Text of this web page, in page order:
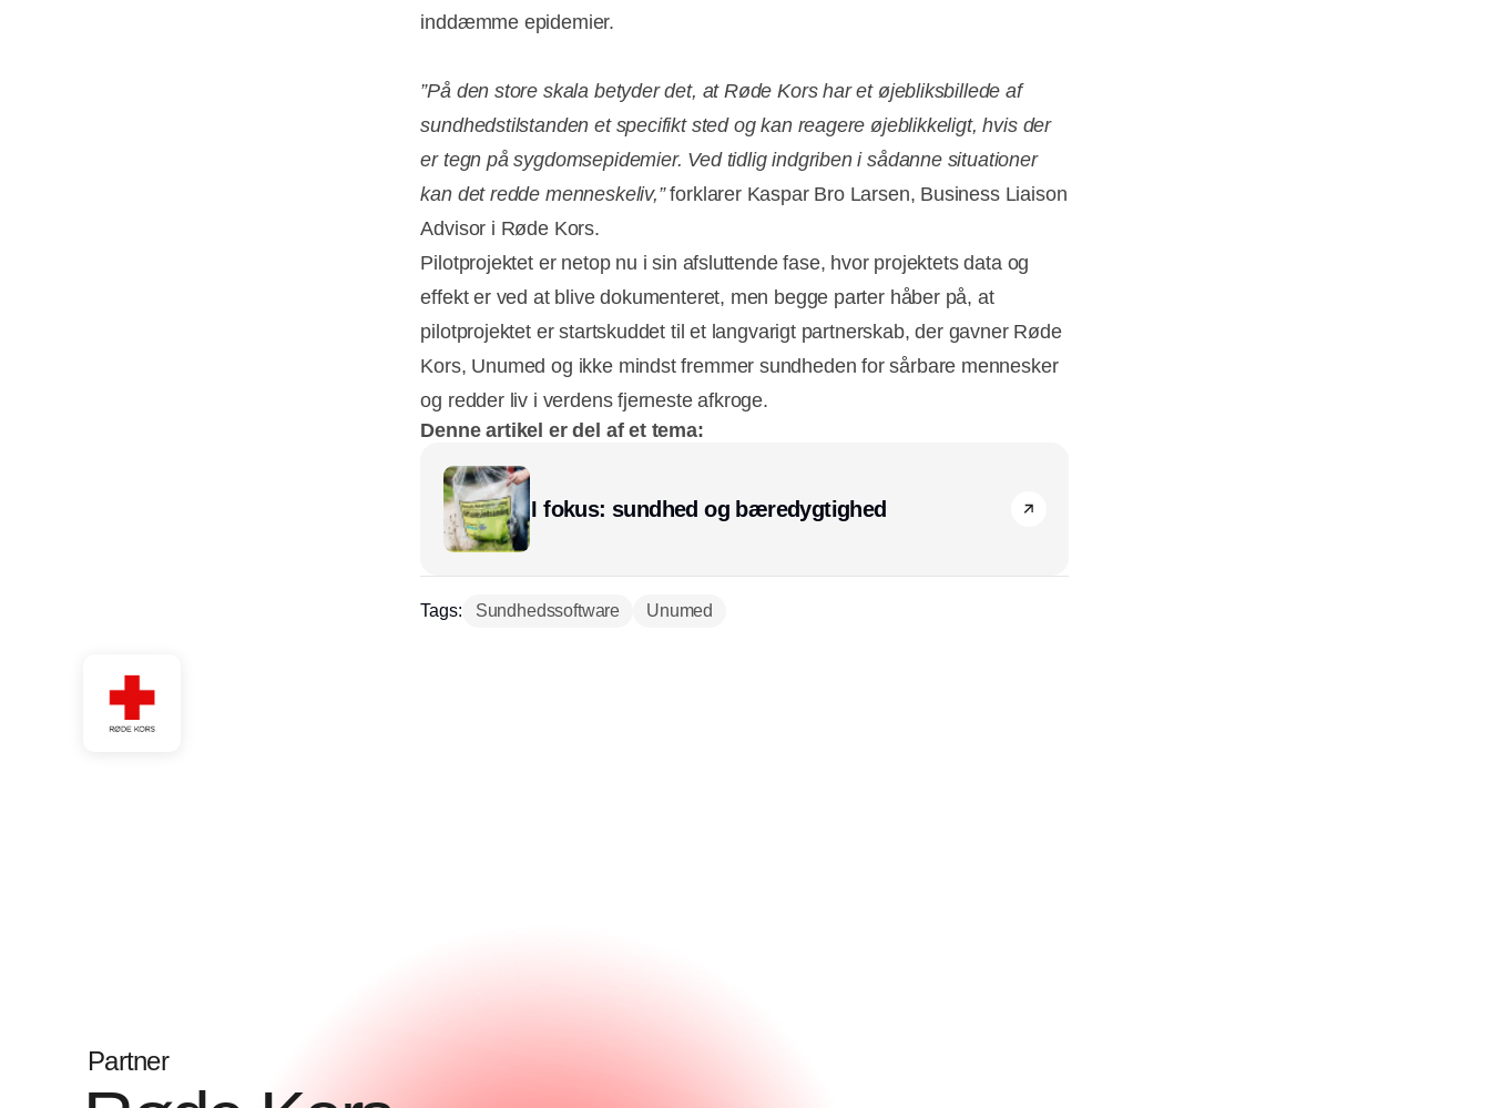
inddæmme epidemier.
”På den store skala betyder det, at Røde Kors har et øjebliksbillede af
sundhedstilstanden et specifikt sted og kan reagere øjeblikkeligt, hvis der
er tegn på sygdomsepidemier. Ved tidlig indgriben i sådanne situationer
kan det redde menneskeliv,”forklarer Kaspar Bro Larsen, Business Liaison
Advisor i Røde Kors.
Pilotprojektet er netop nu i sin afsluttende fase, hvor projektets data og
effekt er ved at blive dokumenteret, men begge parter håber på, at
pilotprojektet er startskuddet til et langvarigt partnerskab, der gavner Røde
Kors, Unumed og ikke mindst fremmer sundheden for sårbare mennesker
og redder liv i verdens fjerneste afkroge.
Denne artikel er del af et tema:
I fokus: sundhed og bæredygtighed
Tags: Sundhedssoftware Unumed
Partner